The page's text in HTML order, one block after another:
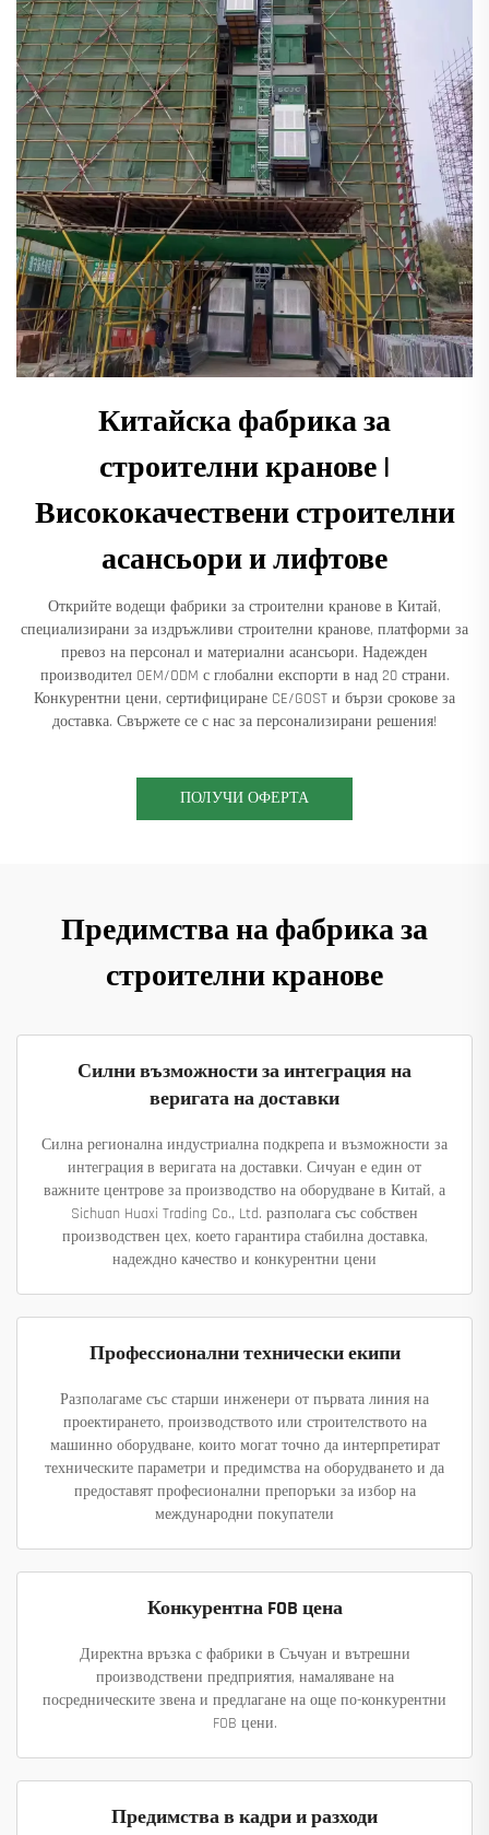
Китайска фабрика за
строителни кранове |
Висококачествени строителни
асансьори и лифтове
Открийте водещи фабрики за строителни кранове в Китай,
специализирани за издръжливи строителни кранове, платформи за
превоз на персонал и материални асансьори. Надежден
производител OEM/ODM с глобални експорти в над 20 страни.
Конкурентни цени, сертифициране CE/GOST и бързи срокове за
доставка. Свържете се с нас за персонализирани решения!
ПОЛУЧИ ОФЕРТА
Предимства на фабрика за
строителни кранове
Силни възможности за интеграция на
веригата на доставки
Силна регионална индустриална подкрепа и възможности за
интеграция в веригата на доставки. Сичуан е един от
важните центрове за производство на оборудване в Китай, а
Sichuan Huaxi Trading Co., Ltd. разполага със собствен
производствен цех, което гарантира стабилна доставка,
надеждно качество и конкурентни цени
Профессионални технически екипи
Разполагаме със старши инженери от първата линия на
проектирането, производството или строителството на
машинно оборудване, които могат точно да интерпретират
техническите параметри и предимства на оборудването и да
предоставят професионални препоръки за избор на
международни покупатели
Конкурентна FOB цена
Директна връзка с фабрики в Съчуан и вътрешни
производствени предприятия, намаляване на
посредническите звена и предлагане на още по-конкурентни
FOB цени.
Предимства в кадри и разходи